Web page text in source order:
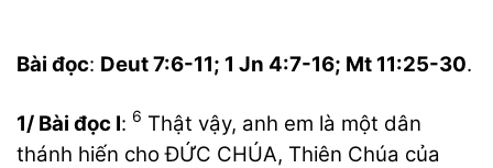
Bài đọc: Deut 7:6-11; 1 Jn 4:7-16; Mt 11:25-30.
1/ Bài đọc I: 6 Thật vậy, anh em là một dân
thánh hiến cho ĐỨC CHÚA, Thiên Chúa của